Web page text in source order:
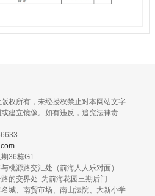
权所有，未经授权禁止对本网站文字
建立镜像。如有违反，追究法律责
36栋G1
桃源路交汇处（前海人人乐对面）
的交界处 为前海花园三期后门
城、南贸市场、南山法院、大新小学